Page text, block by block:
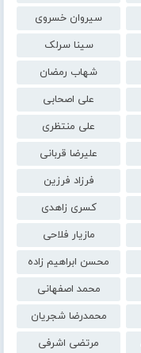
سیروان خسروی
سینا سرلک
شهاب رمضان
علی اصحابی
علی منتظری
علیرضا قربانی
فرزاد فرزین
کسری زاهدی
مازیار فلاحی
محسن ابراهیم زاده
محمد اصفهانی
محمدرضا شجریان
مرتضی اشرفی